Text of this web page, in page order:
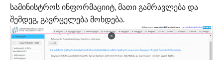
სამინისტროს ინფორმაციიტ, მათი გამრავლება და
შემდეგ, გავრცელება მოხდება.